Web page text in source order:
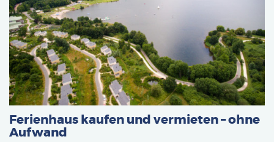
Ferienhaus kaufen und vermieten – ohne
Aufwand